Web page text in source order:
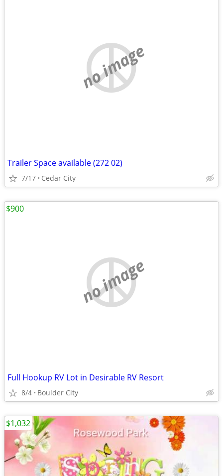
no image
Trailer Space available (272 02)
7/17 Cedar City
no image
Full Hookup RV Lot in Desirable RV Resort
8/4 Boulder City
$900
$1,032